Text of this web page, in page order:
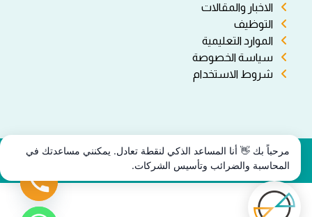
الاخبار والمقالات
التوظيف
الموارد التعليمية
سياسة الخصوصة
شروط الاستخدام
جميع الحقوق محفوظة © نقطة تعادل ٢٠٢٦.
مرحباً بك 👋 أنا المساعد الذكي لنقطة تعادل. يمكنني مساعدتك في
المحاسبة والضرائب وتأسيس الشركات.